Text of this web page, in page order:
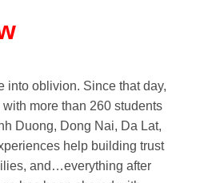
into oblivion. Since that day,
more than 260 students
Duong, Dong Nai, Da Lat,
help building trust
and…everything after